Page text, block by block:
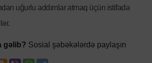
uğurlu addımlar atmaq üçün istifadə
gəlib? Sosial şəbəkələrdə paylaşın